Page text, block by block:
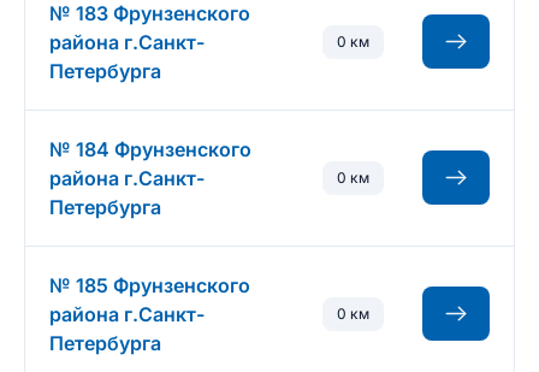
№ 183 Фрунзенского
района г.Санкт-
Петербурга
0 км
№ 184 Фрунзенского
района г.Санкт-
Петербурга
0 км
№ 185 Фрунзенского
района г.Санкт-
Петербурга
0 км